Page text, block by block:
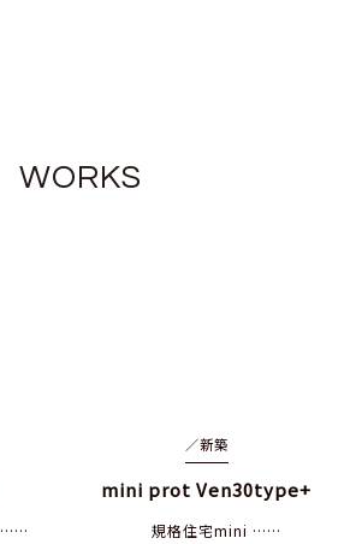
WORKS
／新築
mini prot Ven30type+
規格住宅mini ……